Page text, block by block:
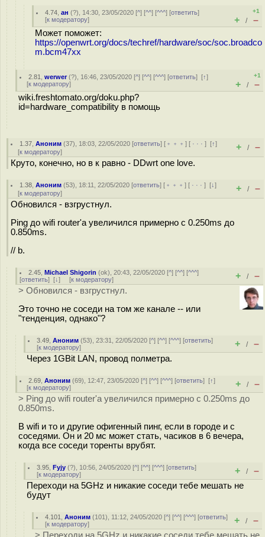
4.74 ,ан (?), 14:30, 23/05/2020 [^] [^^] [^^^] [ответить]
[к модератору]
+1
+ / –
Может поможет:
https://openwrt.org/docs/techref/hardware/soc/soc.broadco
m.bcm47xx
2.81 ,werwer(?), 16:46, 23/05/2020 [^] [^^] [^^^] [ответить][↑]
[к модератору]
+1
+ / –
wiki.freshtomato.org/doku.php?
id=hardware_compatibility в помощь
1.37 ,Аноним (37), 18:03, 22/05/2020 [ответить] [ ﹢﹢﹢] [ · · ·][↑]
[к модератору] + / –
Круто, конечно, но в к равно - DDwrt one love.
1.38 ,Аноним (53), 18:11, 22/05/2020 [ответить] [ ﹢﹢﹢] [ · · ·][↓]
[к модератору] + / –
Обновился - взгрустнул.
Ping до wifi router'а увеличился примерно с 0.250ms до
0.850ms.
// b.
2.45 ,Michael Shigorin (ok), 20:43, 22/05/2020 [^] [^^] [^^^]
[ответить] [↓] [к модератору] + / –
> Обновился - взгрустнул.
Это точно не соседи на том же канале -- или
"тенденция, однако"?
3.49 ,Аноним (53), 23:31, 22/05/2020 [^] [^^] [^^^] [ответить]
[к модератору] + / –
Через 1GBit LAN, провод полметра.
2.69 ,Аноним (69), 12:47, 23/05/2020 [^] [^^] [^^^] [ответить][↑]
[к модератору] + / –
> Ping до wifi router'а увеличился примерно с 0.250ms до
0.850ms.
В wifi и то и другие офигенный пинг, если в городе и с
соседями. Он и 20 мс может стать, часиков в 6 вечера,
когда все соседи торенты врубят.
3.95 ,Fyjy (?), 10:56, 24/05/2020 [^] [^^] [^^^] [ответить]
[к модератору] + / –
Переходи на 5GHz и никакие соседи тебе мешать не
будут
4.101 ,Аноним (101), 11:12, 24/05/2020 [^] [^^] [^^^] [ответить]
[к модератору] + / –